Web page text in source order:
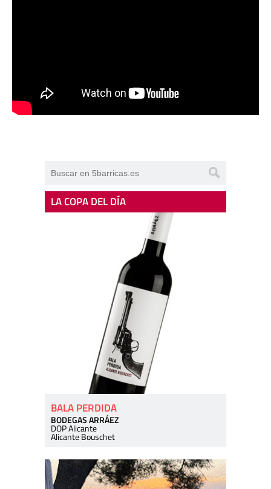
LA COPA DEL DÍA
BALA PERDIDA
BODEGAS ARRÁEZ
DOP Alicante
Alicante Bouschet